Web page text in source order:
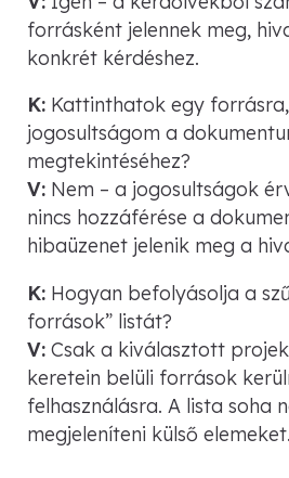
forrásként jelennek meg,
konkrét kérdéshez.
K: Kattinthatok egy forrásra,
jogosultságom a
megtekintéséhez?
V: Nem – a jogosultságok
nincs hozzáférése a
hibaüzenet jelenik meg a
K: Hogyan befolyásolja a
források” listát?
V: Csak a kiválasztott
keretein belüli források
felhasználásra. A lista soha
megjeleníteni külső elemeket.